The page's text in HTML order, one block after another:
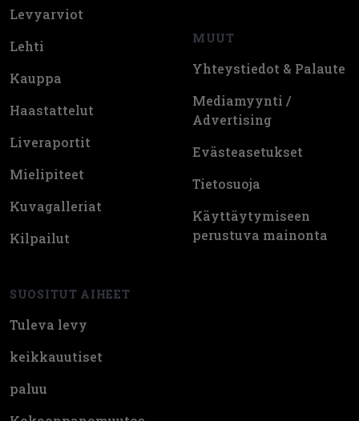
Levyarviot
Lehti
Kauppa
Haastattelut
Liveraportit
Mielipiteet
Kuvagalleriat
Kilpailut
SUOSITUT AIHEET
Tuleva levy
keikkauutiset
paluu
MUUT
Yhteystiedot & Palaute
Mediamyynti /
Advertising
Evästeasetukset
Tietosuoja
Käyttäytymiseen
perustuva mainonta